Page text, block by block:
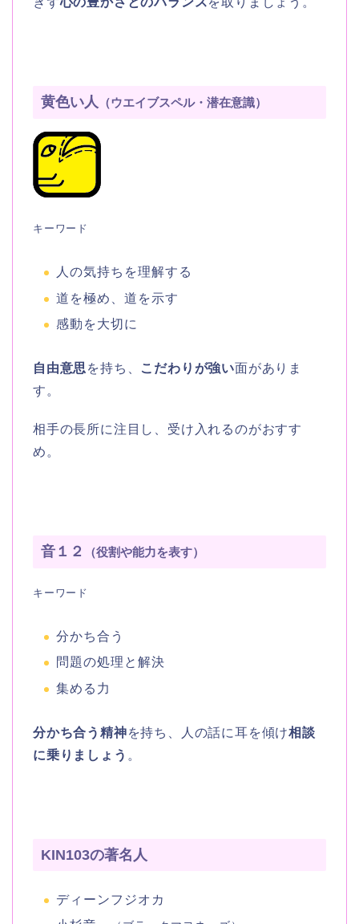
黄色い人 （ウエイブスペル・潜在意識）
キーワード
人の気持ちを理解する
道を極め、道を示す
感動を大切に
自由意思 を持ち、 こだわりが強い面がありま
す。
相手の長所に注目し、受け入れるのがおすす
め。
音１２ （役割や能力を表す）
キーワード
分かち合う
問題の処理と解決
集める力
分かち合う精神を持ち、人の話に耳を傾け相談
に乗りましょう 。
KIN103の著名人
ディーンフジオカ